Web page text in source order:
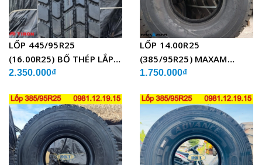
LỐP 445/95R25
(16.00R25) BỐ THÉP LẮP
XE CẨU
2.350.000₫
LỐP 14.00R25
(385/95R25) MAXAM
MSVO1 BỐ THÉP LẮP XE
1.750.000₫